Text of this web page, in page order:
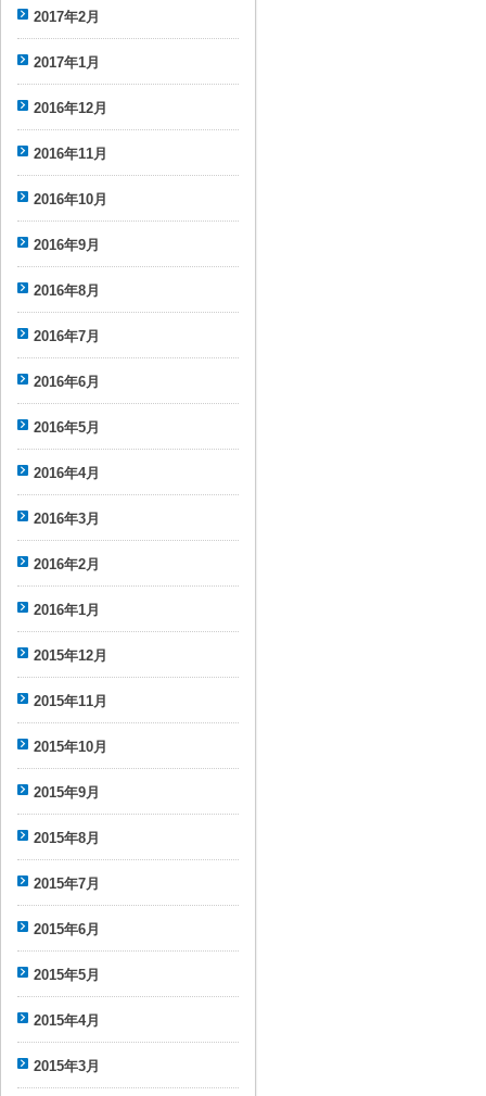
2017年2月
2017年1月
2016年12月
2016年11月
2016年10月
2016年9月
2016年8月
2016年7月
2016年6月
2016年5月
2016年4月
2016年3月
2016年2月
2016年1月
2015年12月
2015年11月
2015年10月
2015年9月
2015年8月
2015年7月
2015年6月
2015年5月
2015年4月
2015年3月